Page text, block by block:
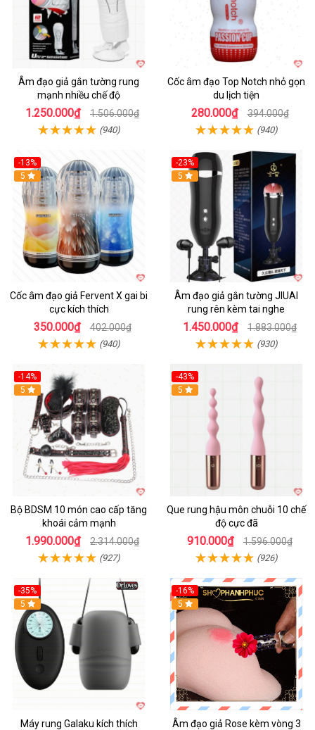
Âm đạo giả gắn tường rung
mạnh nhiều chế độ
1.250.000₫ 1.506.000₫
(940)
Cốc âm đạo Top Notch nhỏ gọn
du lịch tiện
280.000₫ 394.000₫
(940)
-13%
Hot
5
Cốc âm đạo giả Fervent X gai bi
cực kích thích
350.000₫ 402.000₫
(940)
-23%
5
Âm đạo giả gắn tường JIUAI
rung rên kèm tai nghe
1.450.000₫ 1.883.000₫
(930)
-14%
Hot
5
Bộ BDSM 10 món cao cấp tăng
khoái cảm mạnh
1.990.000₫ 2.314.000₫
(927)
-43%
5
Que rung hậu môn chuỗi 10 chế
độ cực đã
910.000₫ 1.596.000₫
(926)
-35%
Hot
5
Máy rung Galaku kích thích
-16%
5
Âm đạo giả Rose kèm vòng 3